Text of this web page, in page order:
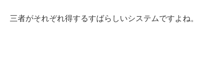
三者がそれぞれ得するすばらしいシステムですよね。